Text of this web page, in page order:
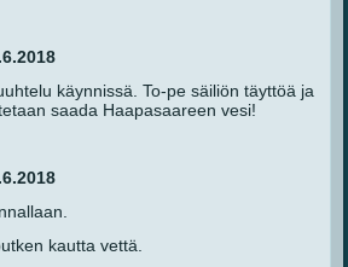
käynnissä. To-pe säiliön täyttöä ja
saada Haapasaareen vesi!
kautta vettä.